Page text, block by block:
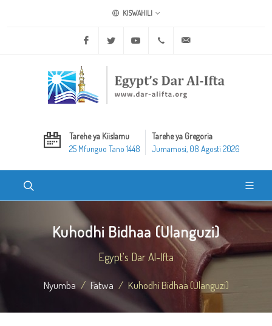
KISWAHILI
Facebook Twitter Youtube +20 2 25970400
Tarehe ya Kiislamu
25 Mfunguo Tano 1448
Tarehe ya Gregoria
Jumamosi, 08 Agosti 2026
Kuhodhi Bidhaa (Ulanguzi)
Egypt's Dar Al-Ifta
Nyumba Fatwa Kuhodhi Bidhaa (Ulanguzi)